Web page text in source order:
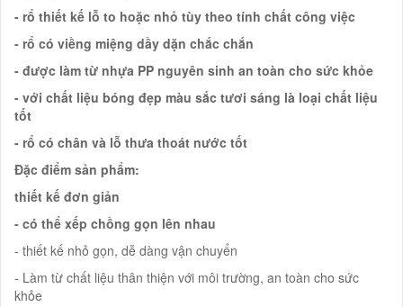
- rổ thiết kế lỗ to hoặc nhỏ tùy theo tính chất công việc
- rổ có viềng miệng dầy dặn chắc chắn
- được làm từ nhựa PP nguyên sinh an toàn cho sức khỏe
- với chất liệu bóng đẹp màu sắc tươi sáng là loại chất liệu
tốt
- rổ có chân và lỗ thưa thoát nước tốt
Đặc điểm sản phẩm:
thiết kế đơn giản
- có thể xếp chồng gọn lên nhau
- thiết kế nhỏ gọn, dễ dàng vận chuyển
- Làm từ chất liệu thân thiện với môi trường, an toàn cho sức
khỏe